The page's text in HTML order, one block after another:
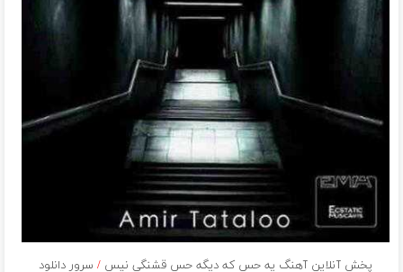
پخش آنلاین آهنگ یه حس که دیگه حس قشنگی نیس/ سرور دانلود